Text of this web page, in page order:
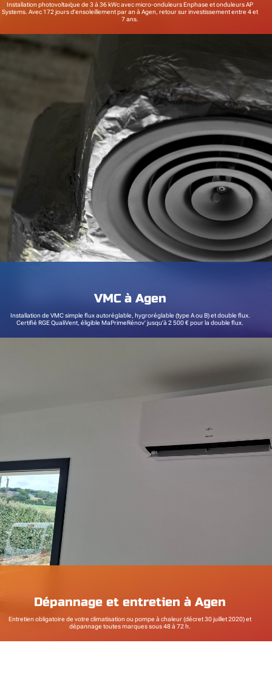
Installation photovoltaıq̈ue de 3 à 36 kWc avec micro-onduleurs Enphase et onduleurs AP
Systems. Avec 172 jours d’ensoleillement par an à Agen, retour sur investissement entre 4 et
7 ans.
VMC à Agen
Installation de VMC simple flux autoréglable, hygroréglable (type A ou B) et double flux.
Certifié RGE QualiVent, éligible MaPrimeRénov’ jusqu’à 2 500 € pour la double flux.
Dépannage et entretien à Agen
Entretien obligatoire de votre climatisation ou pompe à chaleur (décret 30 juillet 2020) et
dépannage toutes marques sous 48 à 72 h.